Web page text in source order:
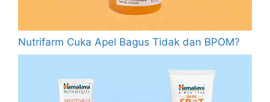
Nutrifarm Cuka Apel Bagus Tidak dan BPOM?